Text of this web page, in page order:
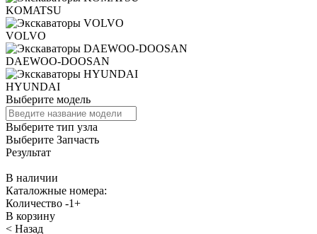
KOMATSU
VOLVO
DAEWOO-DOOSAN
HYUNDAI
Выберите модель
Выберите тип узла
Выберите Запчасть
Результат
В наличии
Каталожные номера:
Количество -1+
В корзину
< Назад